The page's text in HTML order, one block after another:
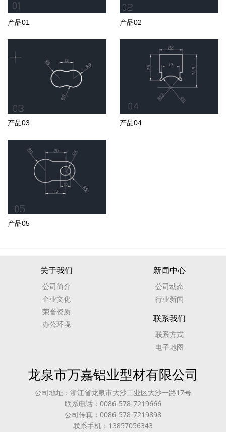
产品01 产品02
产品03 产品04
产品05
关于我们
公司简介
企业文化
荣誉资质
办公环境
新闻中心
公司动态
行业新闻
联系我们
联系方式
电子地图
龙泉市万嘉铝业型材有限公司
公司地址：浙江省龙泉市大沙工业区大沙一路17号
联系电话：0086-578-7219666
公司传真：0086-578-7219898
联系手机：13857056343